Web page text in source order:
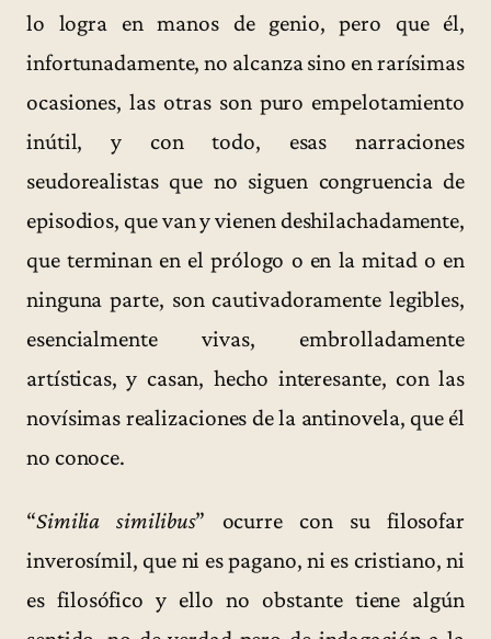
lo logra en manos de genio, pero que él,
infortunadamente, no alcanza sino en rarísimas
ocasiones, las otras son puro empelotamiento
inútil, y con todo, esas narraciones
seudorealistas que no siguen congruencia de
episodios, que van y vienen deshilachadamente,
que terminan en el prólogo o en la mitad o en
ninguna parte, son cautivadoramente legibles,
esencialmente vivas, embrolladamente
artísticas, y casan, hecho interesante, con las
novísimas realizaciones de la antinovela, que él
no conoce.
“Similia similibus” ocurre con su filosofar
inverosímil, que ni es pagano, ni es cristiano, ni
es filosófico y ello no obstante tiene algún